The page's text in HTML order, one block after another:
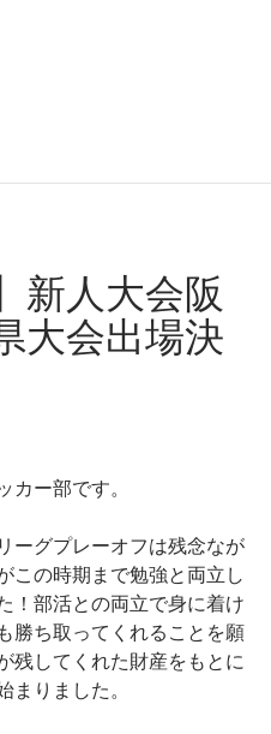
新人大会阪
大会出場決
カー部です。
ーグプレーオフは残念なが
この時期まで勉強と両立し
！部活との両立で身に着け
勝ち取ってくれることを願
残してくれた財産をもとに
まりました。